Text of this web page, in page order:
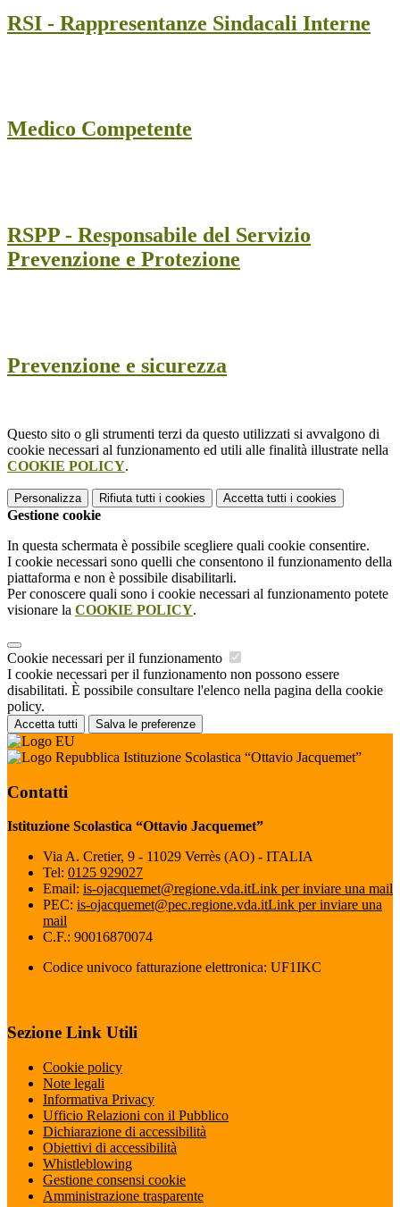
RSI - Rappresentanze Sindacali Interne
Medico Competente
RSPP - Responsabile del Servizio
Prevenzione e Protezione
Prevenzione e sicurezza
Questo sito o gli strumenti terzi da questo utilizzati si avvalgono di
cookie necessari al funzionamento ed utili alle finalità illustrate nella
COOKIE POLICY.
Personalizza Rifiuta tutti i cookies Accetta tutti i cookies
Gestione cookie
In questa schermata è possibile scegliere quali cookie consentire.
I cookie necessari sono quelli che consentono il funzionamento della
piattaforma e non è possibile disabilitarli.
Per conoscere quali sono i cookie necessari al funzionamento potete
visionare la COOKIE POLICY.
Cookie necessari per il funzionamento
I cookie necessari per il funzionamento non possono essere
disabilitati. È possibile consultare l'elenco nella pagina della cookie
policy.
Accetta tutti Salva le preferenze
Istituzione Scolastica “Ottavio Jacquemet”
Contatti
Istituzione Scolastica “Ottavio Jacquemet”
Via A. Cretier, 9 - 11029 Verrès (AO) - ITALIA
Tel: 0125 929027
Email: is-ojacquemet@regione.vda.itLink per inviare una mail
PEC: is-ojacquemet@pec.regione.vda.itLink per inviare una
mail
C.F.: 90016870074
Codice univoco fatturazione elettronica: UF1IKC
Sezione Link Utili
Cookie policy
Note legali
Informativa Privacy
Ufficio Relazioni con il Pubblico
Dichiarazione di accessibilità
Obiettivi di accessibilità
Whistleblowing
Gestione consensi cookie
Amministrazione trasparente